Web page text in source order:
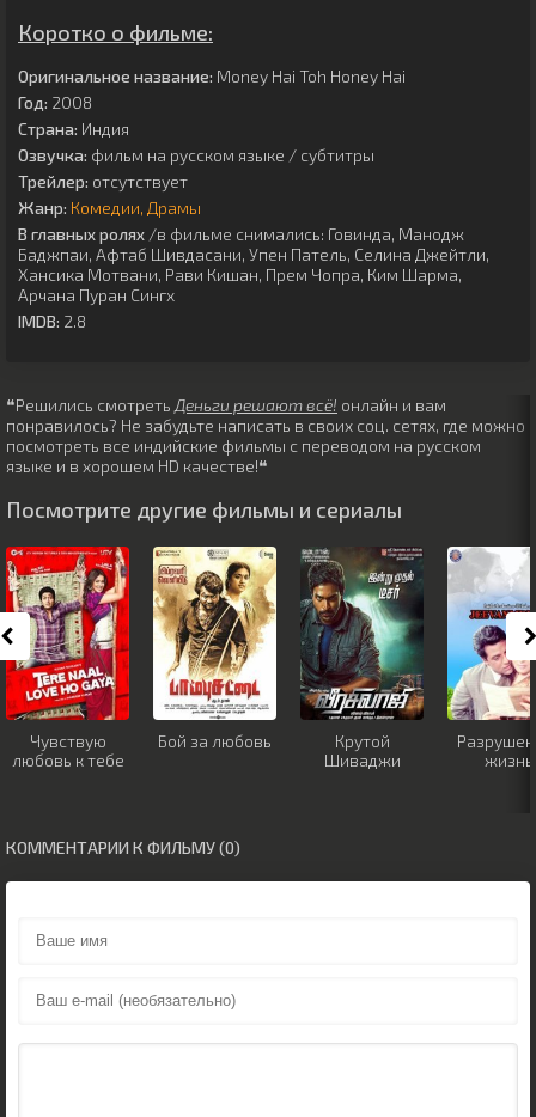
Коротко о фильме:
Оригинальное название: Money Hai Toh Honey Hai
Год: 2008
Страна: Индия
Озвучка: фильм на русском языке / субтитры
Трейлер: отсутствует
Жанр: Комедии Драмы
В главных ролях /в фильме снимались: Говинда, Манодж
Баджпаи, Афтаб Шивдасани, Упен Патель, Селина Джейтли,
Хансика Мотвани, Рави Кишан, Прем Чопра, Ким Шарма,
Арчана Пуран Сингх
IMDB: 2.8
❝Решились смотреть Деньги решают всё! онлайн и вам
понравилось? Не забудьте написать в своих соц. сетях, где можно
посмотреть все индийские фильмы с переводом на русском
языке и в хорошем HD качестве!❝
Посмотрите другие фильмы и сериалы
Чувствую
любовь к тебе
Бой за любовь
Крутой
Шиваджи
жизнь
КОММЕНТАРИИ К ФИЛЬМУ (0)